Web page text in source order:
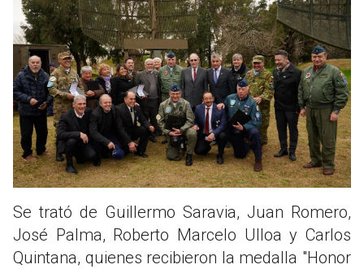
Se trató de Guillermo Saravia, Juan Romero,
José Palma, Roberto Marcelo Ulloa y Carlos
Quintana, quienes recibieron la medalla "Honor